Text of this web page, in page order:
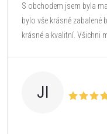
S obchodem jsem byla
bylo vše krásně zabalené
krásné a kvalitní. Všichni
JI